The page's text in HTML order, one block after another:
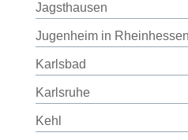
Jagsthausen
Jugenheim in Rheinhessen
Karlsbad
Karlsruhe
Kehl